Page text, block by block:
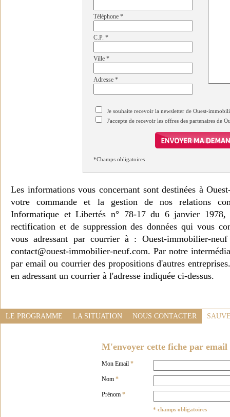
Téléphone *
C.P. *
Ville *
Adresse *
Je souhaite recevoir la newsletter de Ouest-
J'accepte de recevoir les offres des partenaires de
*Champs obligatoires
Les informations vous concernant sont destinées à
votre commande et la gestion de nos relations
Informatique et Libertés n° 78-17 du 6 janvier 1978,
rectification et de suppression des données qui vous
vous adressant par courrier à : Ouest-immobilier-
contact@ouest-immobilier-neuf.com. Par notre
par email ou courrier des propositions d'autres
en adressant un courrier à l'adresse indiquée ci-dessus.
LE PROGRAMME LA SITUATION NOUS CONTACTER
M'envoyer cette fiche par email
Mon Email *
Nom *
Prénom *
* champs obligatoires